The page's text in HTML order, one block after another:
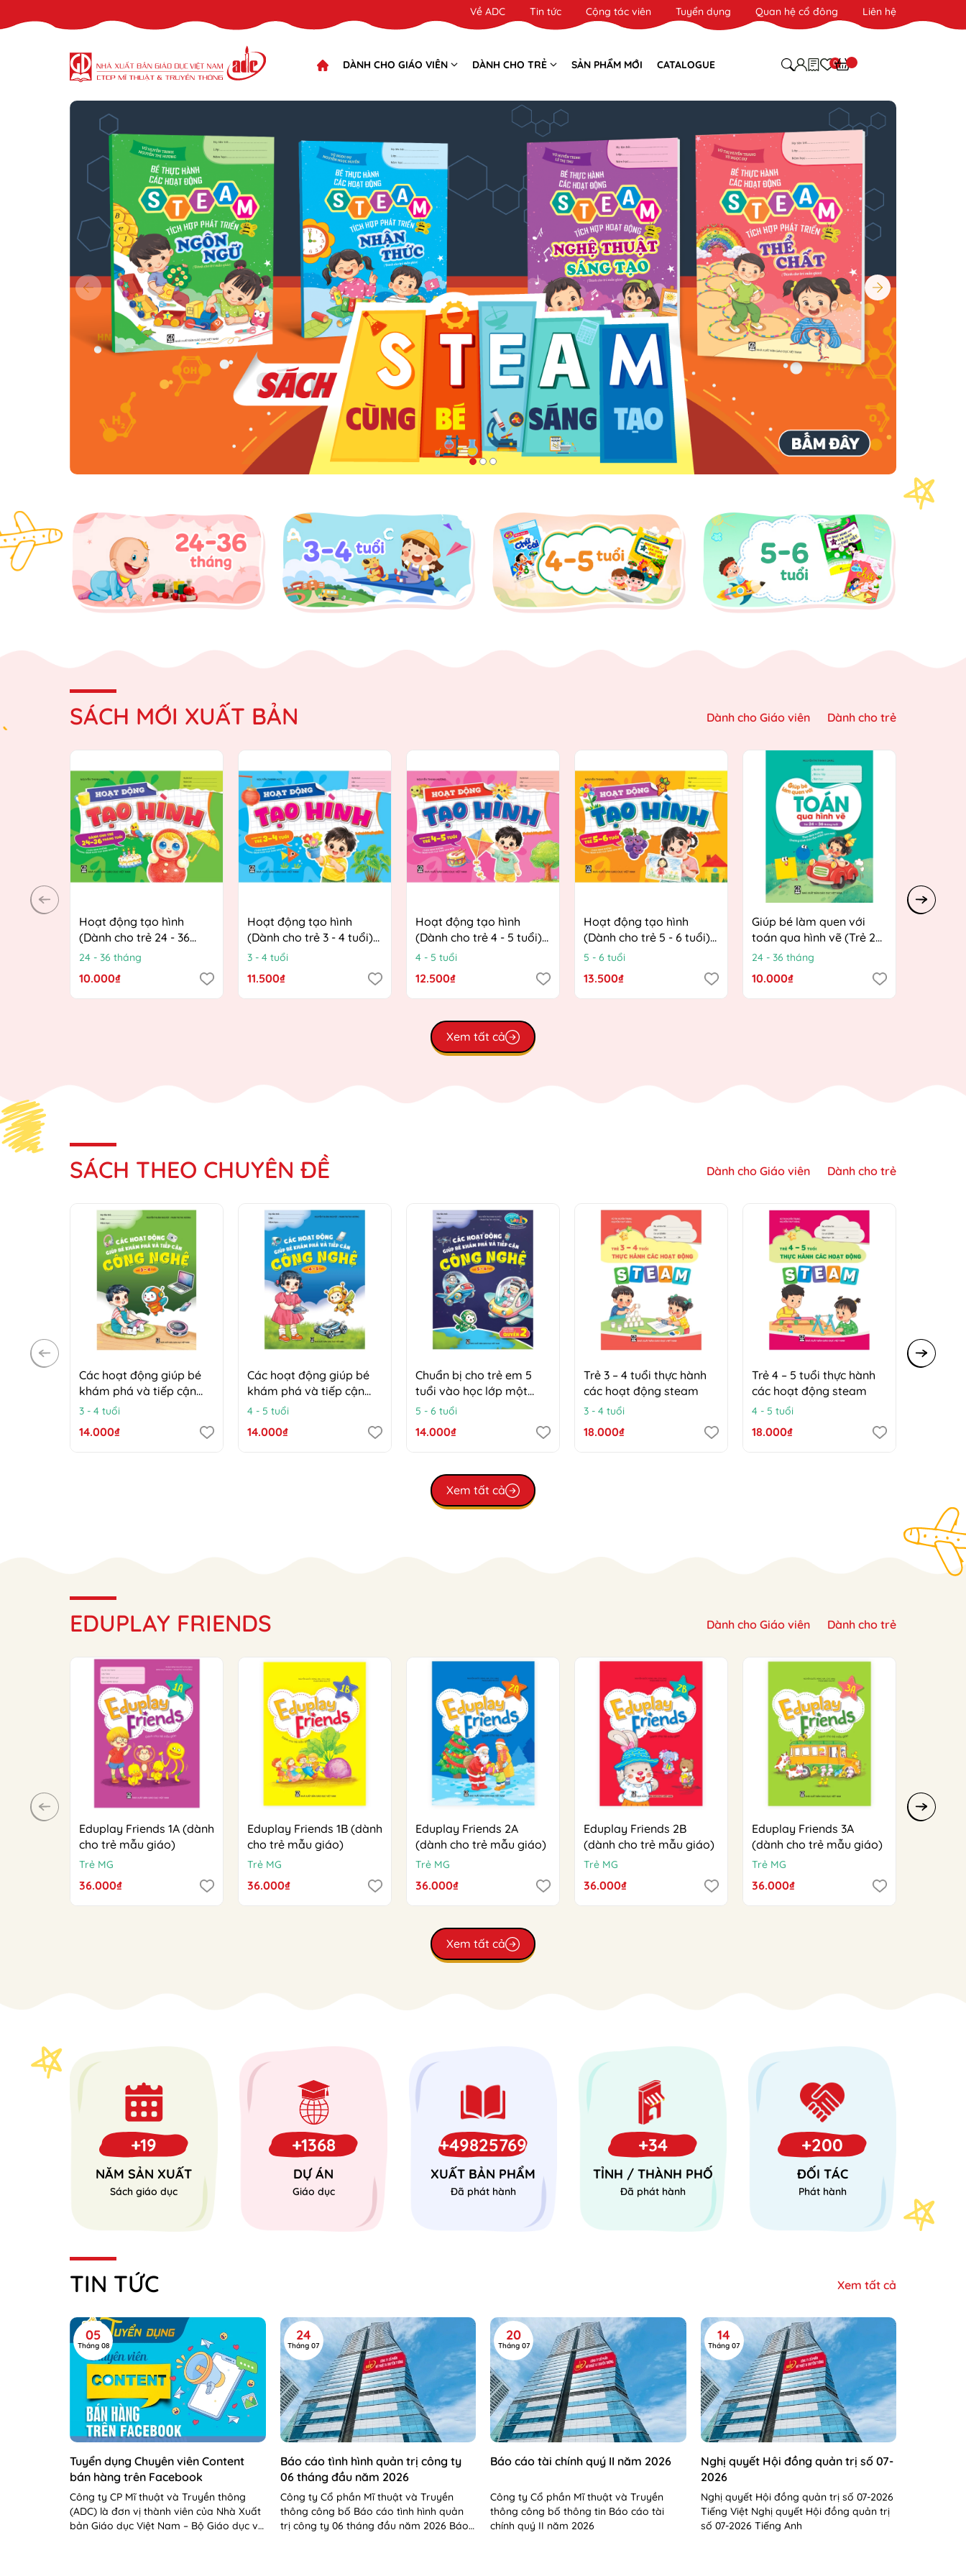
Về ADC Tin tức Cộng tác viên Tuyển dụng Quan hệ cổ đông Liên hệ
DÀNH CHO GIÁO VIÊN DÀNH CHO TRẺ SẢN PHẨM MỚI CATALOGUE 0
SÁCH MỚI XUẤT BẢN Dành cho Giáo viên Dành cho trẻ
Hoạt động tạo hình
(Dành cho trẻ 24 - 36
tháng tuổi) (Theo định
hướng Chương trình Giáo
dục mầm non mới)
24 - 36 tháng
10.000₫
Hoạt động tạo hình
(Dành cho trẻ 3 - 4 tuổi)
(Theo định hướng
mầm non mới)
3 - 4 tuổi
11.500₫
Hoạt động tạo hình
(Dành cho trẻ 4 - 5 tuổi)
(Theo định hướng
mầm non mới)
4 - 5 tuổi
12.500₫
Hoạt động tạo hình
(Dành cho trẻ 5 - 6 tuổi)
(Theo định hướng
mầm non mới)
5 - 6 tuổi
13.500₫
Giúp bé làm quen với
toán qua hình vẽ (Trẻ 24
- 36 tháng tuổi) (Theo
định hướng Chương trình
Giáo dục mầm non mới)
24 - 36 tháng
10.000₫
Xem tất cả
SÁCH THEO CHUYÊN ĐỀ Dành cho Giáo viên Dành cho trẻ
Các hoạt động giúp bé
khám phá và tiếp cận
công nghệ (Trẻ 3 - 4 tuổi)
3 - 4 tuổi
14.000₫
Các hoạt động giúp bé
khám phá và tiếp cận
công nghệ (Trẻ 4 - 5 tuổi)
4 - 5 tuổi
14.000₫
Chuẩn bị cho trẻ em 5
tuổi vào học lớp một
(Đáp ứng yêu cầu liên
thông chương trình giáo
dục phổ thông 2018) –
giúp bé khám phá và
tiếp cận công nghệ (Trẻ
5 - 6 tuổi
14.000₫
Trẻ 3 – 4 tuổi thực hành
các hoạt động steam
3 - 4 tuổi
18.000₫
Trẻ 4 – 5 tuổi thực hành
các hoạt động steam
4 - 5 tuổi
18.000₫
Xem tất cả
EDUPLAY FRIENDS Dành cho Giáo viên Dành cho trẻ
Eduplay Friends 1A (dành
cho trẻ mẫu giáo)
Trẻ MG
36.000₫
Eduplay Friends 1B (dành
cho trẻ mẫu giáo)
Trẻ MG
36.000₫
Eduplay Friends 2A
(dành cho trẻ mẫu giáo)
Trẻ MG
36.000₫
Eduplay Friends 2B
(dành cho trẻ mẫu giáo)
Trẻ MG
36.000₫
Eduplay Friends 3A
(dành cho trẻ mẫu giáo)
Trẻ MG
36.000₫
Xem tất cả
+19
NĂM SẢN XUẤT
Sách giáo dục
+1368
DỰ ÁN
Giáo dục
+49825769
XUẤT BẢN PHẨM
Đã phát hành
+34
TỈNH / THÀNH PHỐ
Đã phát hành
+200
ĐỐI TÁC
Phát hành
TIN TỨC Xem tất cả
05
Tháng 08
Tuyển dụng Chuyên viên Content
bán hàng trên Facebook
Công ty CP Mĩ thuật và Truyền thông
(ADC) là đơn vị thành viên của Nhà Xuất
bản Giáo dục Việt Nam – Bộ Giáo dục và
24
Tháng 07
Báo cáo tình hình quản trị công ty
06 tháng đầu năm 2026
Công ty Cổ phần Mĩ thuật và Truyền
thông công bố Báo cáo tình hình quản
trị công ty 06 tháng đầu năm 2026 Báo
20
Tháng 07
Báo cáo tài chính quý II năm 2026
Công ty Cổ phần Mĩ thuật và Truyền
thông công bố thông tin Báo cáo tài
chính quý II năm 2026
14
Tháng 07
Nghị quyết Hội đồng quản trị số 07-
2026
Nghị quyết Hội đồng quản trị số 07-2026
Tiếng Việt Nghị quyết Hội đồng quản trị
số 07-2026 Tiếng Anh